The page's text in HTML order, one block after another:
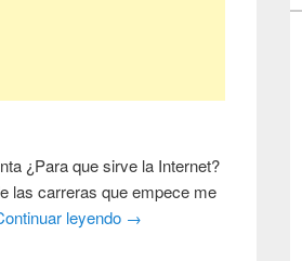
¿Para que sirve la Internet?
las carreras que empece me
leyendo →